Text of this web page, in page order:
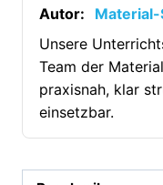
Autor:
Material-
Unsere
Team der
praxisnah, klar
einsetzbar.